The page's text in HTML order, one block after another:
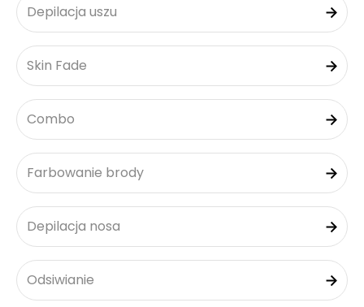
Depilacja uszu
Skin Fade
Combo
Farbowanie brody
Depilacja nosa
Odsiwianie